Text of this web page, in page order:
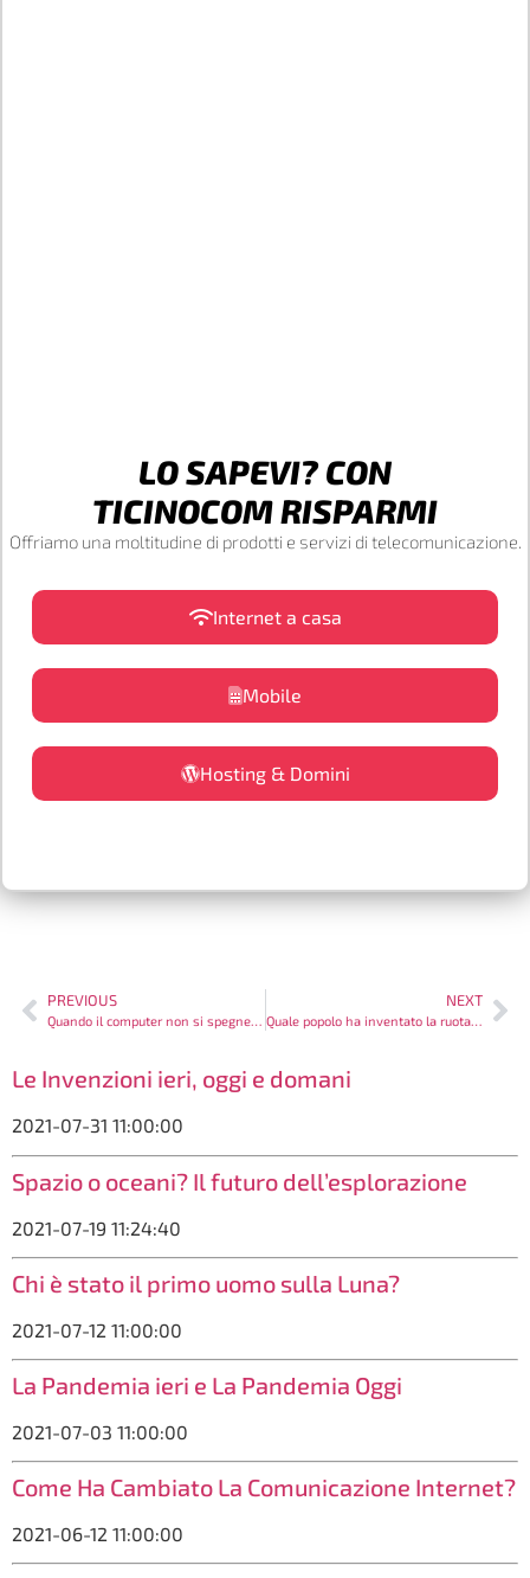
LO SAPEVI? CON
TICINOCOM RISPARMI
Offriamo una moltitudine di prodotti e servizi di telecomunicazione.
Internet a casa
Mobile
Hosting & Domini
PREVIOUS
Quando il computer non si spegne: che fare?
NEXT
Quale popolo ha inventato la ruota a raggi?
Le Invenzioni ieri, oggi e domani
2021-07-31 11:00:00
Spazio o oceani? Il futuro dell’esplorazione
2021-07-19 11:24:40
Chi è stato il primo uomo sulla Luna?
2021-07-12 11:00:00
La Pandemia ieri e La Pandemia Oggi
2021-07-03 11:00:00
Come Ha Cambiato La Comunicazione Internet?
2021-06-12 11:00:00